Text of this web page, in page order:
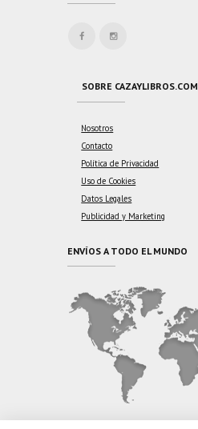
SOBRE CAZAYLIBROS.COM
Nosotros
Contacto
Política de Privacidad
Uso de Cookies
Datos Legales
Publicidad y Marketing
ENVÍOS A TODO EL MUNDO